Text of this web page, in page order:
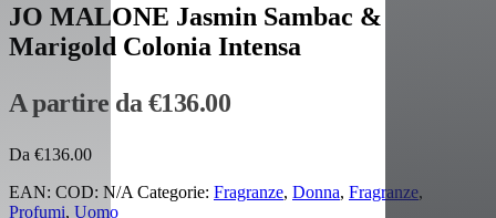
JO MALONE Jasmin Sambac &
Marigold Colonia Intensa
A partire da €136.00
Da €136.00
EAN: COD: N/A Categorie: Fragranze, Donna, Fragranze,
Profumi, Uomo